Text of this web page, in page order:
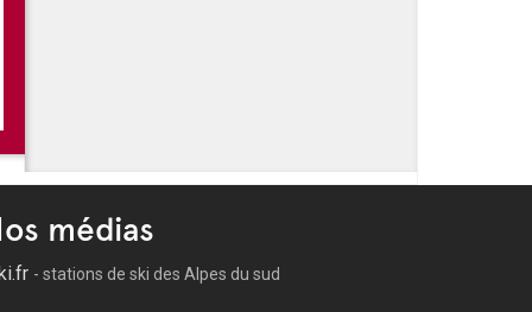
Populaire ?
Mères, au Mucem : une expo qui explore la
médias
- stations de ski des Alpes du sud